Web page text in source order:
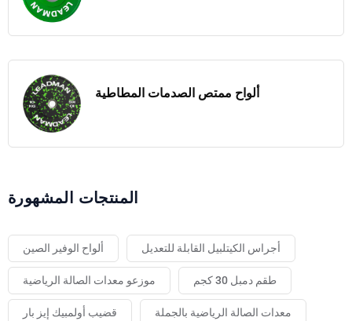
ألواح ممتص الصدمات المطاطية
المنتجات المشهورة
ألواح الوفير الصين أجراس الكيتلبيل القابلة للتعديل
موزعو معدات الصالة الرياضية طقم دمبل 30 كجم
قضيب أولمبيك إيز بار معدات الصالة الرياضية بالجملة